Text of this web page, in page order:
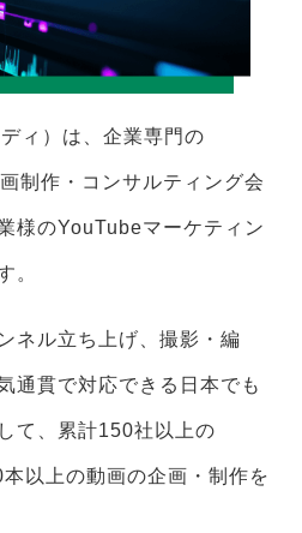
ィ）は、企業専門の
制作・コンサルティング会
様のYouTubeマーケティン
。
ネル立ち上げ、撮影・編
通貫で対応できる日本でも
て、累計150社以上の
以上の動画の企画・制作を